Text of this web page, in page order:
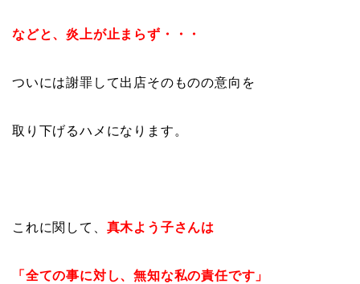
などと、炎上が止まらず・・・
ついには謝罪して出店そのものの意向を
取り下げるハメになります。
これに関して、 真木よう子さんは
「全ての事に対し、無知な私の責任です」